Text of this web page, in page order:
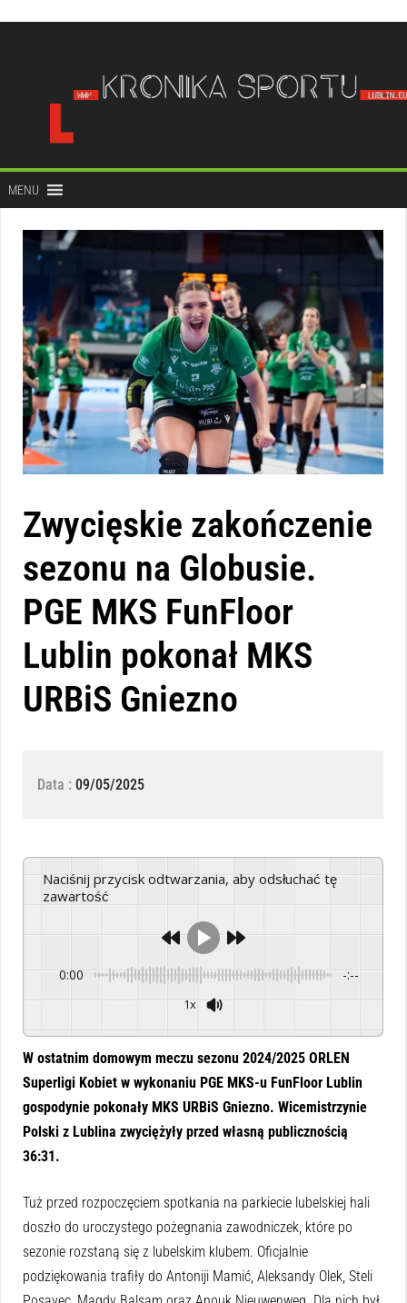
treści
MENU
Zwycięskie zakończenie
sezonu na Globusie.
PGE MKS FunFloor
Lublin pokonał MKS
URBiS Gniezno
Data : 09/05/2025
Naciśnij przycisk odtwarzania, aby odsłuchać tę
zawartość
0:00 -:--
1x
W ostatnim domowym meczu sezonu 2024/2025 ORLEN
Superligi Kobiet w wykonaniu PGE MKS-u FunFloor Lublin
gospodynie pokonały MKS URBiS Gniezno. Wicemistrzynie
Polski z Lublina zwyciężyły przed własną publicznością
36:31.
Tuż przed rozpoczęciem spotkania na parkiecie lubelskiej hali
doszło do uroczystego pożegnania zawodniczek, które po
sezonie rozstaną się z lubelskim klubem. Oficjalnie
podziękowania trafiły do Antoniji Mamić, Aleksandy Olek, Steli